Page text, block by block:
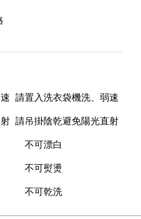
請置入洗衣袋機洗、弱速
請吊掛陰乾避免陽光直射
不可漂白
不可熨燙
不可乾洗